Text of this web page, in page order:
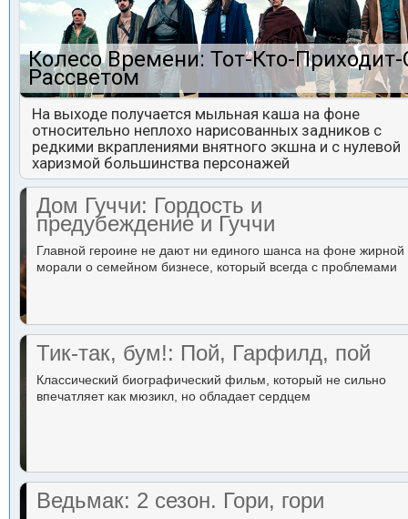
Колесо Времени: Тот-Кто-
Рассветом
На выходе получается мыльная каша на фоне
относительно неплохо нарисованных задников с
редкими вкраплениями внятного экшна и с нулевой
харизмой большинства персонажей
Дом Гуччи: Гордость и
предубеждение и Гуччи
Главной героине не дают ни единого шанса на фоне жирной
морали о семейном бизнесе, который всегда с проблемами
Тик-так, бум!: Пой, Гарфилд, пой
Классический биографический фильм, который не сильно
впечатляет как мюзикл, но обладает сердцем
Ведьмак: 2 сезон. Гори, гори